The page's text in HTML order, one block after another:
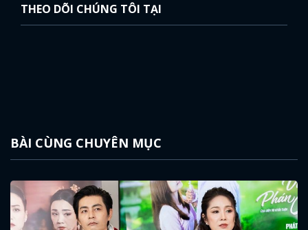
THEO DÕI CHÚNG TÔI TẠI
BÀI CÙNG CHUYÊN MỤC